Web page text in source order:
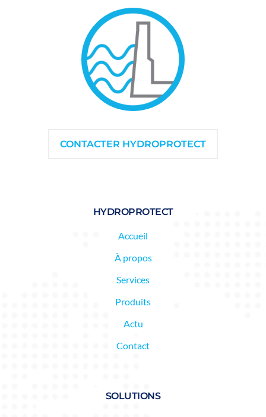
CONTACTER HYDROPROTECT
HYDROPROTECT
Accueil
À propos
Services
Produits
Actu
Contact
SOLUTIONS